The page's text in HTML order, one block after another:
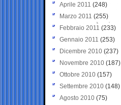
Aprile 2011 (248)
Marzo 2011 (255)
Febbraio 2011 (233)
Gennaio 2011 (253)
Dicembre 2010 (237)
Novembre 2010 (187)
Ottobre 2010 (157)
Settembre 2010 (148)
Agosto 2010 (75)